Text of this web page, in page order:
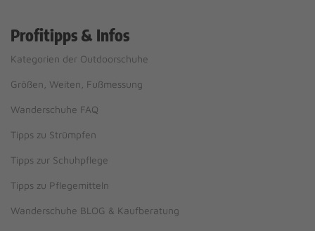
Profitipps & Infos
Kategorien der Outdoorschuhe
Größen, Weiten, Fußmessung
Wanderschuhe FAQ
Tipps zu Strümpfen
Tipps zur Schuhpflege
Tipps zu Pflegemitteln
Wanderschuhe BLOG & Kaufberatung